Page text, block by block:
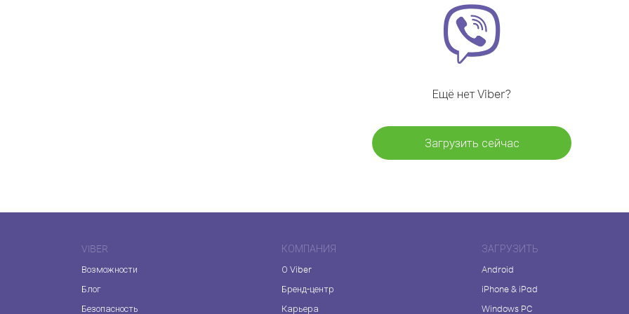
Ещё нет Viber?
Загрузить сейчас
VIBER
Возможности
Блог
Безопасность
КОМПАНИЯ
О Viber
Бренд-центр
Карьера
ЗАГРУЗИТЬ
Android
iPhone & iPad
Windows PC